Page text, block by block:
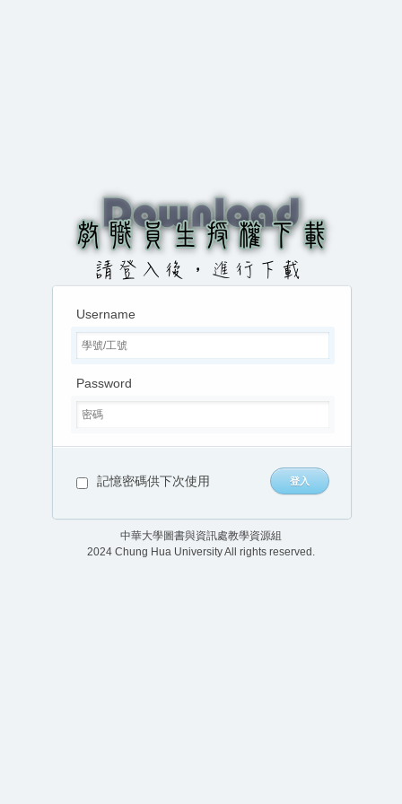
Username
Password
記憶密碼供下次使用
中華大學圖書與資訊處教學資源組
2024 Chung Hua University All rights reserved.